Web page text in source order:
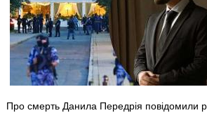
Про смерть Данила Передрія повідомили